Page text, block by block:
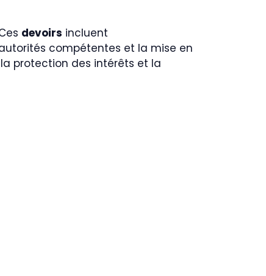
devoirs incluent
compétentes et la mise en
protection des intérêts et la